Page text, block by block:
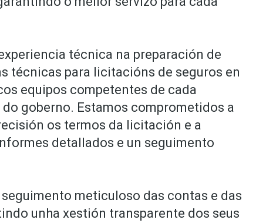
técnica na preparación de
técnicas para licitacións de seguros en
equipos competentes de cada
goberno. Estamos comprometidos a
os termos da licitación e a
detallados e un seguimento
meticuloso das contas e das
unha xestión transparente dos seus